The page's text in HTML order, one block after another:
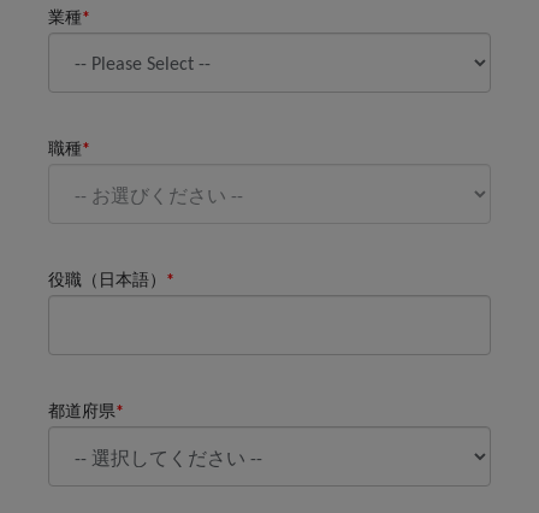
業種*
職種*
役職（日本語） *
都道府県*